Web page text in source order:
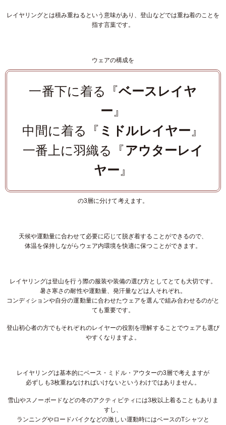
レイヤリングとは積み重ねるという意味があり、登山などでは重ね着のことを
指す言葉です。
ウェアの構成を
一番下に着る『ベースレイヤ
ー 』
中間に着る『 ミドルレイヤー 』
一番上に羽織る『アウターレイ
ヤー 』
の3層に分けて考えます。
天候や運動量に合わせて必要に応じて脱ぎ着することができるので、
体温を保持しながらウェア内環境を快適に保つことができます。
レイヤリングは登山を行う際の服装や装備の選び方としてとても大切です。
暑さ寒さの耐性や運動量、発汗量などは人それぞれ。
コンディションや自分の運動量に合わせたウェアを選んで組み合わせるのがと
ても重要です。
登山初心者の方でもそれぞれのレイヤーの役割を理解することでウェアも選び
やすくなりますよ。
レイヤリングは基本的にベース・ミドル・アウターの3層で考えますが
必ずしも3枚重ねなければいけないというわけではありません。
雪山やスノーボードなどの冬のアクティビティには3枚以上着ることもありま
すし、
ランニングやロードバイクなどの激しい運動時にはベースのTシャツと